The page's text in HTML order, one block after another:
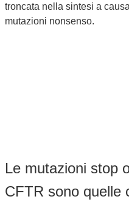
troncata nella sintesi a
mutazioni nonsenso.
Le mutazioni stop
CFTR sono quelle